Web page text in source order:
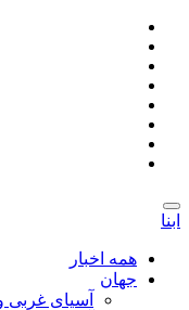
ابنا
همه اخبار
جهان
آسیای غربی